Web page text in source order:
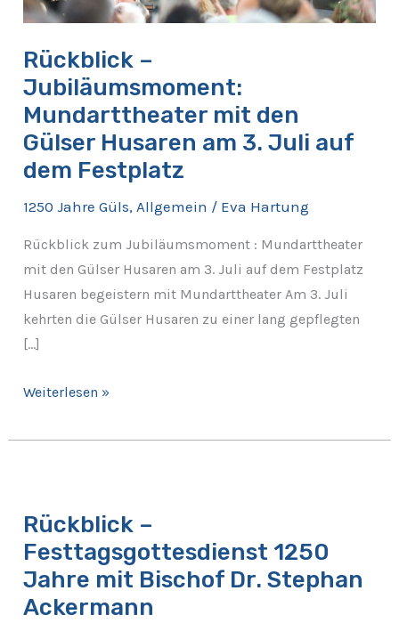
Rückblick –
Jubiläumsmoment:
Mundarttheater mit den
Gülser Husaren am 3. Juli auf
dem Festplatz
1250 Jahre Güls, Allgemein / Eva Hartung
Rückblick zum Jubiläumsmoment : Mundarttheater
mit den Gülser Husaren am 3. Juli auf dem Festplatz
Husaren begeistern mit Mundarttheater Am 3. Juli
kehrten die Gülser Husaren zu einer lang gepflegten
[…]
Gülser
am
3.
Juli
auf
dem
Weiterlesen »
Rückblick –
Festtagsgottesdienst 1250
Jahre mit Bischof Dr. Stephan
Ackermann
Festtagsgottesdienst
1250
Jahre
mit